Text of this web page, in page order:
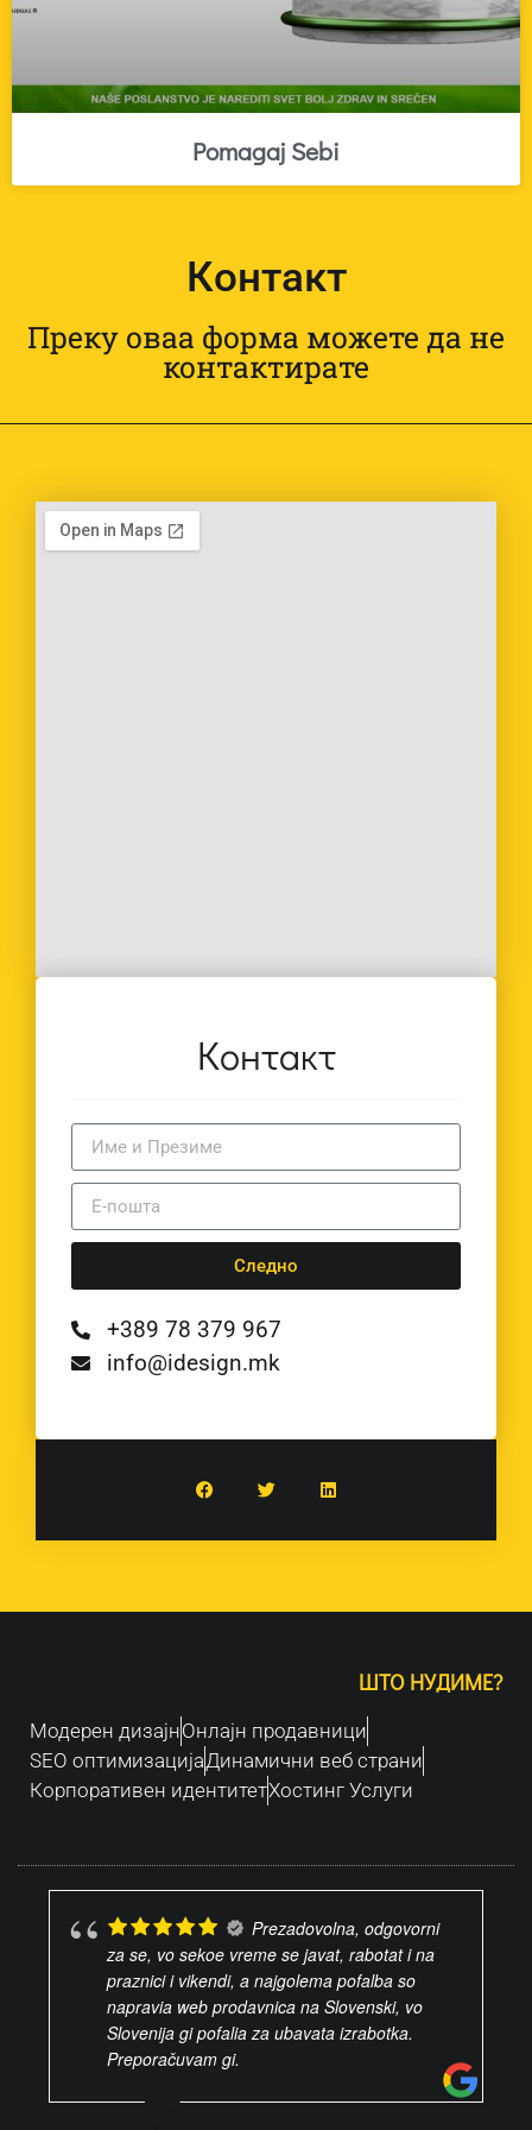
Pomagaj Sebi
Контакт
Преку оваа форма можете да не
контактирате
Контакт
Следно
+389 78 379 967
info@idesign.mk
ШТО НУДИМЕ?
Модерен дизајнOнлајн продавници
SEO оптимизацијаДинамични веб страни
Корпоративен идентитетХостинг Услуги
Prezadovolna, odgovorni
za se, vo sekoe vreme se javat, rabotat i na
praznici i vikendi, a najgolema pofalba so
napravia web prodavnica na Slovenski, vo
Slovenija gi pofalia za ubavata izrabotka.
Preporačuvam gi.